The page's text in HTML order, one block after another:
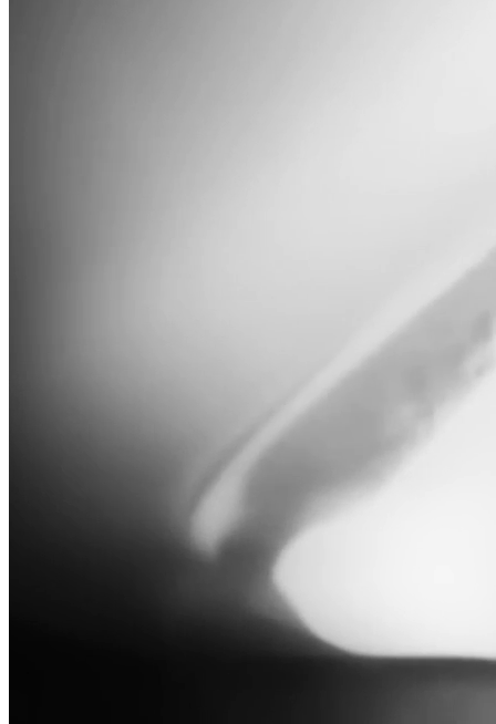
Безупречный результат благодаря трем ключевым факторам
Работаем на лучшем оборудовании